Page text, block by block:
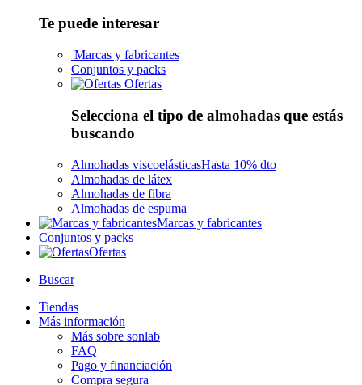
Te puede interesar
Marcas y fabricantes
Conjuntos y packs
Ofertas
Selecciona el tipo de almohadas que estás
buscando
Almohadas viscoelásticasHasta 10% dto
Almohadas de látex
Almohadas de fibra
Almohadas de espuma
Marcas y fabricantes
Conjuntos y packs
Ofertas
Buscar
Tiendas
Más información
Más sobre sonlab
FAQ
Pago y financiación
Compra segura